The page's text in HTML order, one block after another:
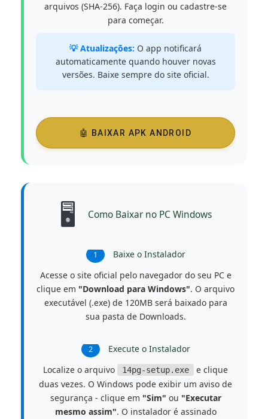
arquivos (SHA-256). Faça login ou cadastre-se
para começar.
💡 Atualizações: O app notificará
automaticamente quando houver novas
versões. Baixe sempre do site oficial.
🤖 BAIXAR APK ANDROID
🖥️ Como Baixar no PC Windows
1
Baixe o Instalador
Acesse o site oficial pelo navegador do seu PC e
clique em "Download para Windows". O arquivo
executável (.exe) de 120MB será baixado para
sua pasta de Downloads.
2
Execute o Instalador
Localize o arquivo
14pg-setup.exe
e clique
duas vezes. O Windows pode exibir um aviso de
segurança - clique em "Sim" ou "Executar
mesmo assim". O instalador é assinado